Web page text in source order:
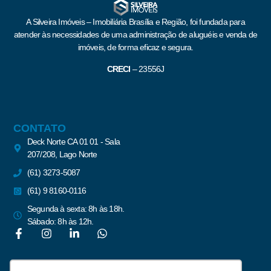
A Silveira Imóveis – Imobiliária Brasília e Região, foi fundada para
atender às necessidades de uma administração de aluguéis e venda de
imóveis, de forma eficaz e segura.
CRECI –23556J
CONTATO
Deck Norte CA 01 01 - Sala
207/208, Lago Norte
(61) 3273-5087
(61) 9 8160-0116
Segunda à sexta: 8h às 18h.
Sábado: 8h às 12h.